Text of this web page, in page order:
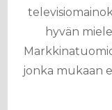
hyvän
jonka mukaan